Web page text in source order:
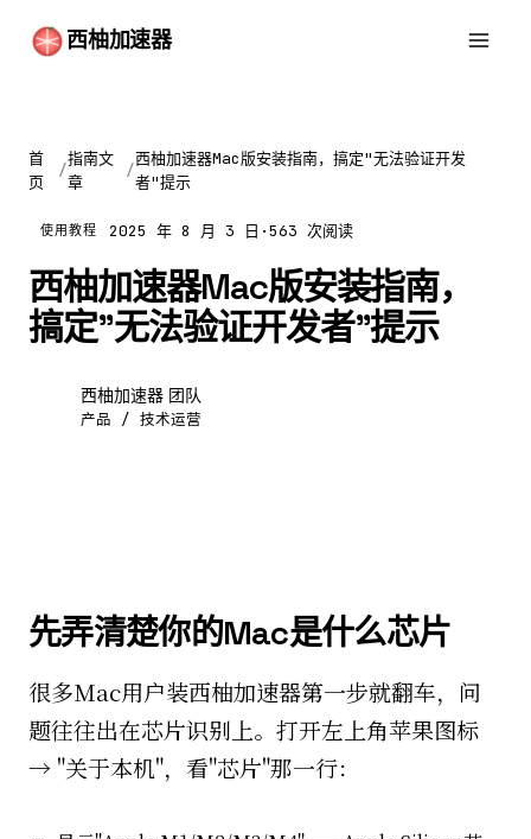
西柚加速器
首
页
/
指南文
章
/
西柚加速器Mac版安装指南，搞定"无法验证开发
者"提示
使用教程 2025 年 8 月 3 日 ·563 次阅读
西柚加速器Mac版安装指南，
搞定"无法验证开发者"提示
西柚加速器 团队
产品 / 技术运营
先弄清楚你的Mac是什么芯片
很多Mac用户装西柚加速器第一步就翻车，问
题往往出在芯片识别上。打开左上角苹果图标
→ "关于本机"，看"芯片"那一行：